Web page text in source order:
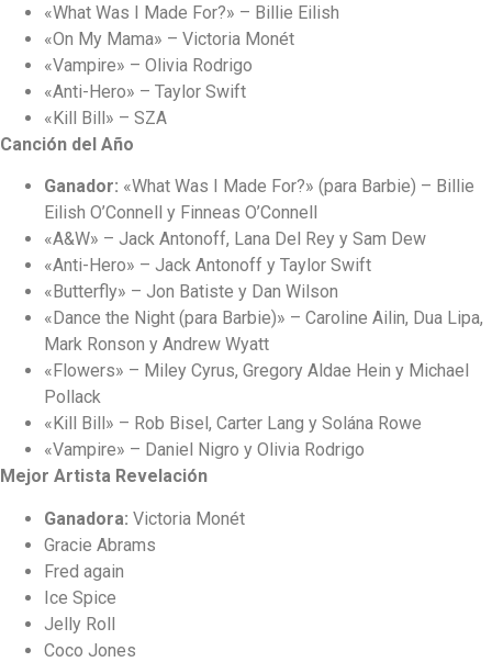
«What Was I Made For?» – Billie Eilish
«On My Mama» – Victoria Monét
«Vampire» – Olivia Rodrigo
«Anti-Hero» – Taylor Swift
«Kill Bill» – SZA
Canción del Año
Ganador: «What Was I Made For?» (para Barbie) – Billie
Eilish O’Connell y Finneas O’Connell
«A&W» – Jack Antonoff, Lana Del Rey y Sam Dew
«Anti-Hero» – Jack Antonoff y Taylor Swift
«Butterfly» – Jon Batiste y Dan Wilson
«Dance the Night (para Barbie)» – Caroline Ailin, Dua Lipa,
Mark Ronson y Andrew Wyatt
«Flowers» – Miley Cyrus, Gregory Aldae Hein y Michael
Pollack
«Kill Bill» – Rob Bisel, Carter Lang y Solána Rowe
«Vampire» – Daniel Nigro y Olivia Rodrigo
Mejor Artista Revelación
Ganadora: Victoria Monét
Gracie Abrams
Fred again
Ice Spice
Jelly Roll
Coco Jones